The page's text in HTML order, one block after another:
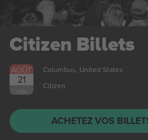
Citizen Billets
AOÛT
21
VEN.
Columbus, United States
Citizen
ACHETEZ VOS